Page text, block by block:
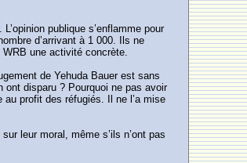
publique s’enflamme pour
d’arrivant à 1 000. Ils ne
une activité concrète.
de Yehuda Bauer est sans
disparu ? Pourquoi ne pas avoir
au profit des réfugiés. Il ne l’a mise
leur moral, même s’ils n’ont pas